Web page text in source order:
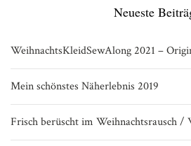
Neueste
WeihnachtsKleidSewAlong 2021 –
Mein schönstes Näherlebnis 2019
Frisch berüscht im Weihnachtsrausch /